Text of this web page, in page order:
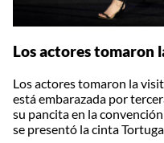
Los actores tomaron
Los actores tomaron la
está embarazada por
su pancita en la
se presentó la cinta